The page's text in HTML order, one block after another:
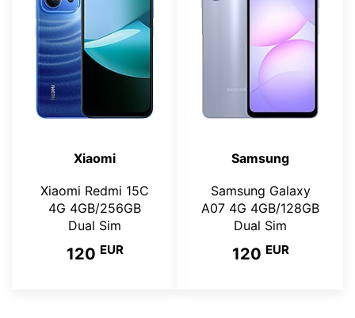
Xiaomi
Xiaomi Redmi 15C
4G 4GB/256GB
Dual Sim
120 EUR
Samsung
Samsung Galaxy
A07 4G 4GB/128GB
Dual Sim
120 EUR